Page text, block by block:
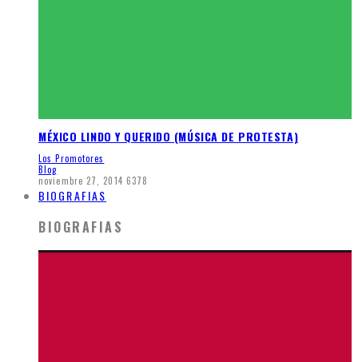
MÉXICO LINDO Y QUERIDO (MÚSICA DE PROTESTA)
Los Promotores
Blog
noviembre 27, 2014 6378
BIOGRAFIAS
BIOGRAFIAS